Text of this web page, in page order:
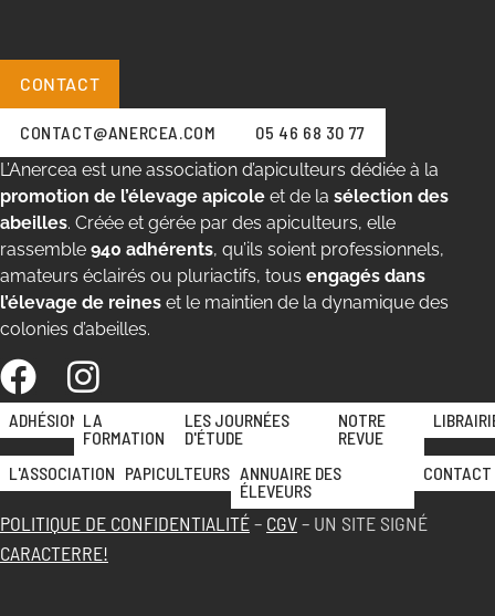
CONTACT
CONTACT@ANERCEA.COM
05 46 68 30 77
L’Anercea est une association d’apiculteurs dédiée à la
promotion de l’élevage apicole et de la sélection des
abeilles. Créée et gérée par des apiculteurs, elle
rassemble 940 adhérents, qu’ils soient professionnels,
amateurs éclairés ou pluriactifs, tous engagés dans
l’élevage de reines et le maintien de la dynamique des
colonies d’abeilles.
ADHÉSION LA
FORMATION
LES JOURNÉES
D'ÉTUDE
NOTRE
REVUE
L'ASSOCIATION PAPICULTEURS ANNUAIRE DES
ÉLEVEURS
CONTACT
POLITIQUE DE CONFIDENTIALITÉ– CGV– UN SITE SIGNÉ
CARACTERRE!